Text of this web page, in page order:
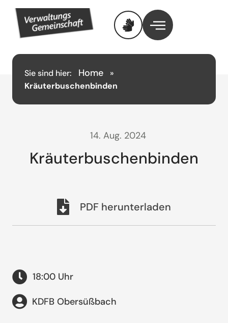
Sie sind hier: Home
»
Kräuterbuschenbinden
14. Aug. 2024
Kräuterbuschenbinden
PDF herunterladen
18:00 Uhr
KDFB Obersüßbach